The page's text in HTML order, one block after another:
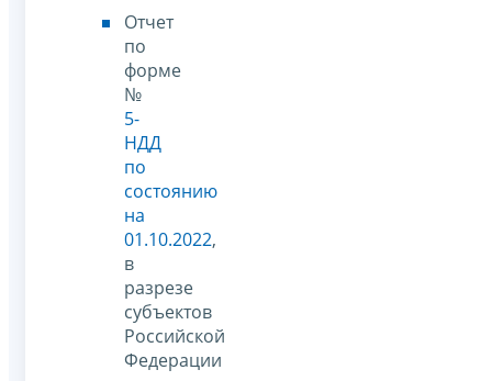
Отчет
по
форме
№
5-
НДД
по
состоянию
на
01.10.2022,
в
разрезе
субъектов
Российской
Федерации